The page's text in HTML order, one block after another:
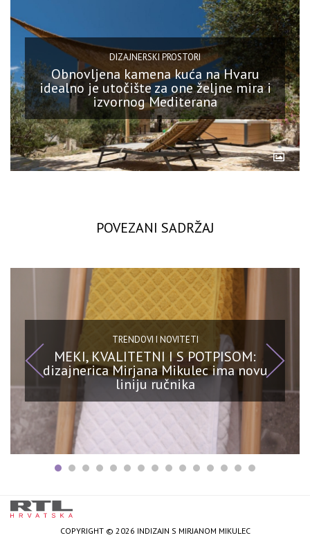
DIZAJNERSKI PROSTORI
Obnovljena kamena kuća na Hvaru
idealno je utočište za one željne mira i
izvornog Mediterana
POVEZANI SADRŽAJ
TRENDOVI I NOVITETI
MEKI, KVALITETNI I S POTPISOM:
dizajnerica Mirjana Mikulec ima novu
liniju ručnika
COPYRIGHT © 2026 INDIZAJN S MIRJANOM MIKULEC